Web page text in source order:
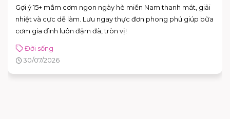
Gợi ý 15+ mâm cơm ngon ngày hè miền Nam thanh mát, giải
nhiệt và cực dễ làm. Lưu ngay thực đơn phong phú giúp bữa
cơm gia đình luôn đậm đà, tròn vị!
Đời sống
30/07/2026